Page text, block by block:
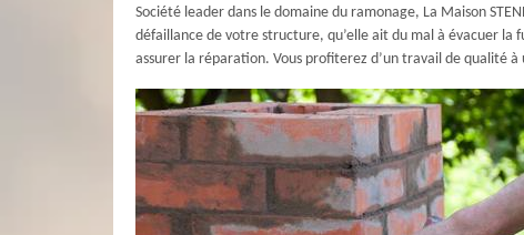
Société leader dans le domaine du ramonage, La Maison
défaillance de votre structure, qu’elle ait du mal à évacuer la
assurer la réparation. Vous profiterez d’un travail de qualité